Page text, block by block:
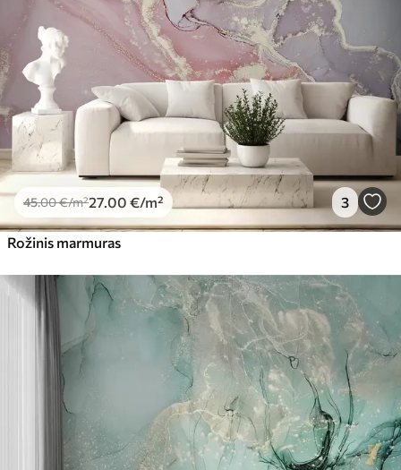
.67 34 /m²
Premium vinilas
65 .00 .00€/m²
Peel and Stick
81.65 48
45.00€/m²27 .00 €/m² 3
Rožinis marmuras